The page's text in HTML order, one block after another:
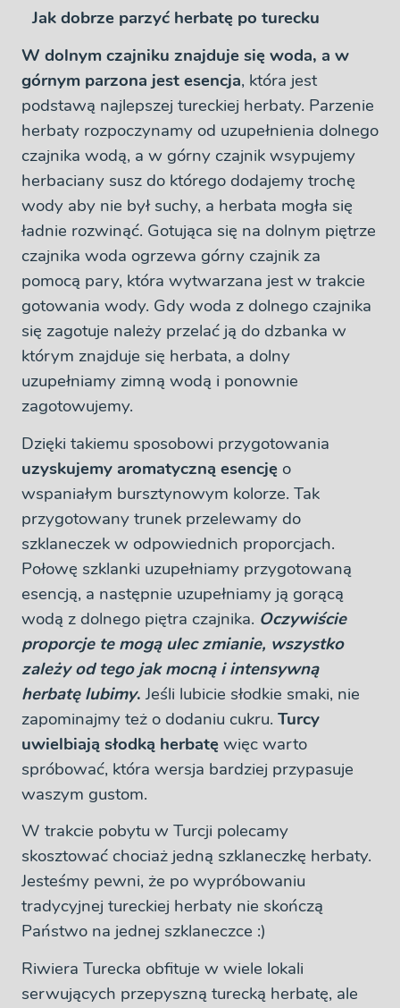
Jak dobrze parzyć herbatę po turecku
W dolnym czajniku znajduje się woda, a w
górnym parzona jest esencja, która jest
podstawą najlepszej tureckiej herbaty. Parzenie
herbaty rozpoczynamy od uzupełnienia dolnego
czajnika wodą, a w górny czajnik wsypujemy
herbaciany susz do którego dodajemy trochę
wody aby nie był suchy, a herbata mogła się
ładnie rozwinąć. Gotująca się na dolnym piętrze
czajnika woda ogrzewa górny czajnik za
pomocą pary, która wytwarzana jest w trakcie
gotowania wody. Gdy woda z dolnego czajnika
się zagotuje należy przelać ją do dzbanka w
którym znajduje się herbata, a dolny
uzupełniamy zimną wodą i ponownie
zagotowujemy.
Dzięki takiemu sposobowi przygotowania
uzyskujemy aromatyczną esencję o
wspaniałym bursztynowym kolorze. Tak
przygotowany trunek przelewamy do
szklaneczek w odpowiednich proporcjach.
Połowę szklanki uzupełniamy przygotowaną
esencją, a następnie uzupełniamy ją gorącą
wodą z dolnego piętra czajnika. Oczywiście
proporcje te mogą ulec zmianie, wszystko
zależy od tego jak mocną i intensywną
herbatę lubimy. Jeśli lubicie słodkie smaki, nie
zapominajmy też o dodaniu cukru. Turcy
uwielbiają słodką herbatęwięc warto
spróbować, która wersja bardziej przypasuje
waszym gustom.
W trakcie pobytu w Turcji polecamy
skosztować chociaż jedną szklaneczkę herbaty.
Jesteśmy pewni, że po wypróbowaniu
tradycyjnej tureckiej herbaty nie skończą
Państwo na jednej szklaneczce :)
Riwiera Turecka obfituje w wiele lokali
serwujących przepyszną turecką herbatę, ale